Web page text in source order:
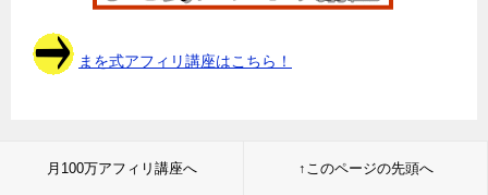
まを式アフィリ講座はこちら！
月100万アフィリ講座へ ↑このページの先頭へ